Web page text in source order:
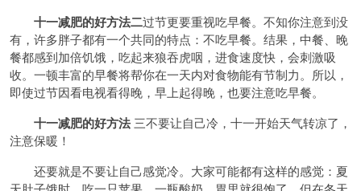
十一减肥的好方法二过节更要重视吃早餐。不知你注意到没
有，许多胖子都有一个共同的特点：不吃早餐。结果，中餐、晚
餐都感到加倍饥饿，吃起来狼吞虎咽，进食速度快，会刺激吸
收。一顿丰富的早餐将帮你在一天内对食物能有节制力。所以，
即使过节因看电视看得晚，早上起得晚，也要注意吃早餐。
十一减肥的好方法三不要让自己冷，十一开始天气转凉了，
注意保暖！
还要就是不要让自己感觉冷。大家可能都有这样的感觉：夏